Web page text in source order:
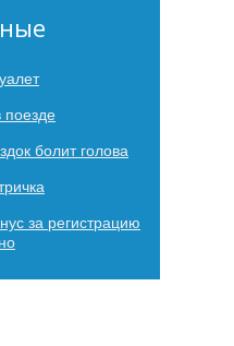
поезде
болит голова
за регистрацию